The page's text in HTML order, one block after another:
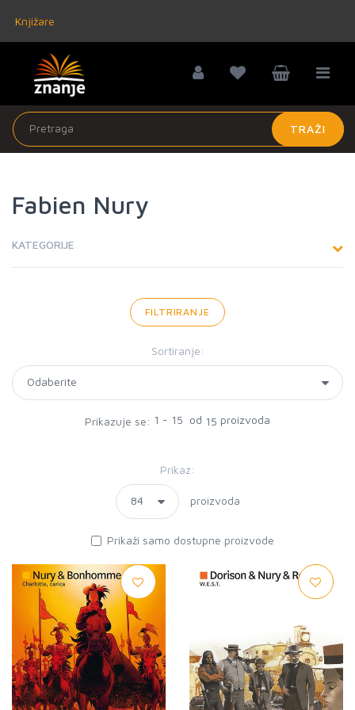
Knjižare
TRAŽI
Fabien Nury
KATEGORIJE
FILTRIRANJE
Sortiranje:
Prikazuje se: 1 - 15 od 15 proizvoda
Prikaz:
proizvoda
Prikaži samo dostupne proizvode